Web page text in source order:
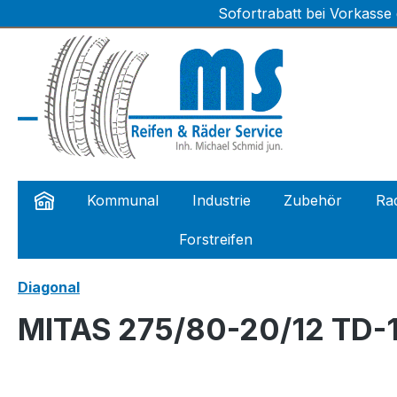
Zur Hauptnavigation springenSofortrabatt bei
Kommunal Industrie Zubehör
Forstreifen
Diagonal
MITAS 275/80-20/12 TD-